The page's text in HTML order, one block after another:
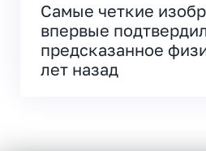
Самые четкие
впервые
предсказанное
лет назад